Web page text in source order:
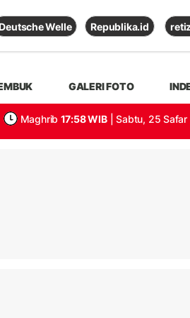
Deutsche Welle Republika.id
GALERI FOTO
Maghrib 17:58 WIB | Sabtu, 25